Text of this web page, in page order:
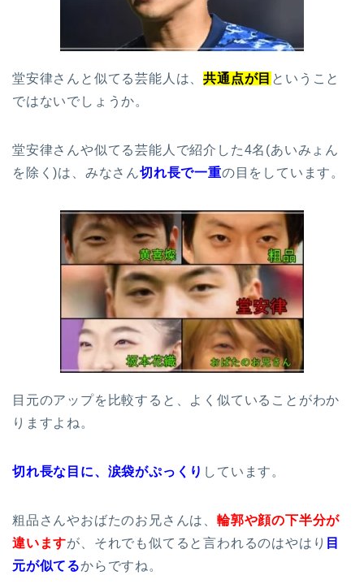
堂安律さんと似てる芸能人は、共通点が目 ということ
ではないでしょうか。
堂安律さんや似てる芸能人で紹介した4名(あいみょん
を除く)は、みなさん切れ長で一重の目をしています。
目元のアップを比較すると、よく似ていることがわか
りますよね。
切れ長な目に、涙袋がぷっくり しています。
粗品さんやおばたのお兄さんは、 輪郭や顔の下半分が
違いますが、それでも似てると言われるのはやはり 目
元が似てるからですね。